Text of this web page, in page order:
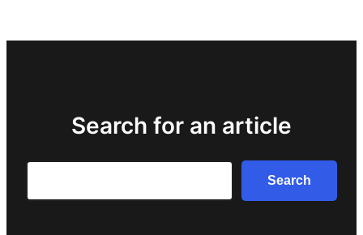
Search for an article
Search